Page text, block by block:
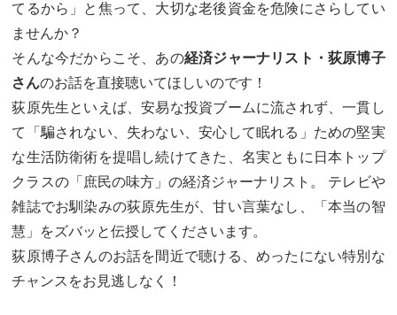
てるから」と焦って、大切な老後資金を危険にさらしてい
ませんか？
そんな今だからこそ、あの経済ジャーナリスト・荻原博子
さんのお話を直接聴いてほしいのです！
荻原先生といえば、安易な投資ブームに流されず、一貫し
て「騙されない、失わない、安心して眠れる」ための堅実
な生活防衛術を提唱し続けてきた、名実ともに日本トップ
クラスの「庶民の味方」の経済ジャーナリスト。 テレビや
雑誌でお馴染みの荻原先生が、甘い言葉なし、「本当の智
慧」をズバッと伝授してくださいます。
荻原博子さんのお話を間近で聴ける、めったにない特別な
チャンスをお見逃しなく！